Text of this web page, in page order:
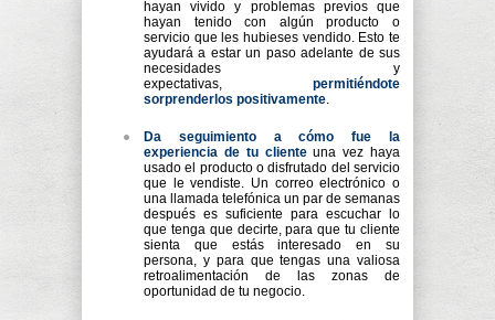
hayan vivido y problemas previos que
hayan tenido con algún producto o
servicio que les hubieses vendido. Esto te
ayudará a estar un paso adelante de sus
necesidades y
expectativas, permitiéndote
sorprenderlos positivamente.
Da seguimiento a cómo fue la
experiencia de tu clienteuna vez haya
usado el producto o disfrutado del servicio
que le vendiste. Un correo electrónico o
una llamada telefónica un par de semanas
después es suficiente para escuchar lo
que tenga que decirte, para que tu cliente
sienta que estás interesado en su
persona, y para que tengas una valiosa
retroalimentación de las zonas de
oportunidad de tu negocio.